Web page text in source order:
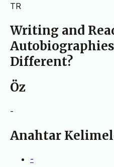
TR
Writing and
Different?
Öz
-
Anahtar
-